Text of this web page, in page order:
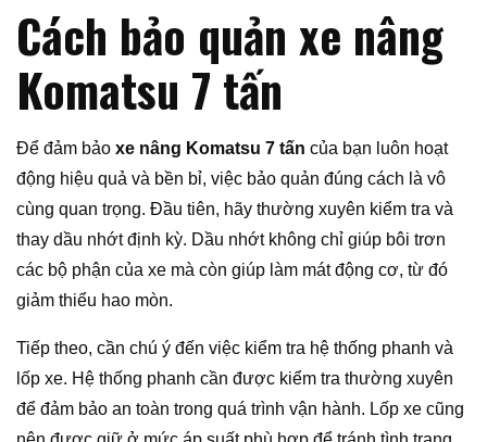
Cách bảo quản xe nâng
Komatsu 7 tấn
Để đảm bảo xe nâng Komatsu 7 tấn của bạn luôn hoạt
động hiệu quả và bền bỉ, việc bảo quản đúng cách là vô
cùng quan trọng. Đầu tiên, hãy thường xuyên kiểm tra và
thay dầu nhớt định kỳ. Dầu nhớt không chỉ giúp bôi trơn
các bộ phận của xe mà còn giúp làm mát động cơ, từ đó
giảm thiểu hao mòn.
Tiếp theo, cần chú ý đến việc kiểm tra hệ thống phanh và
lốp xe. Hệ thống phanh cần được kiểm tra thường xuyên
để đảm bảo an toàn trong quá trình vận hành. Lốp xe cũng